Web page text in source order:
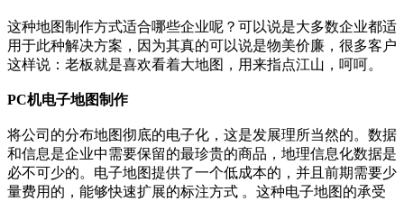
这种地图制作方式适合哪些企业呢？可以说是大多数企业都适
用于此种解决方案，因为其真的可以说是物美价廉，很多客户
这样说：老板就是喜欢看着大地图，用来指点江山，呵呵。
PC机电子地图制作
将公司的分布地图彻底的电子化，这是发展理所当然的。数据
和信息是企业中需要保留的最珍贵的商品，地理信息化数据是
必不可少的。电子地图提供了一个低成本的，并且前期需要少
量费用的，能够快速扩展的标注方式 。这种电子地图的承受